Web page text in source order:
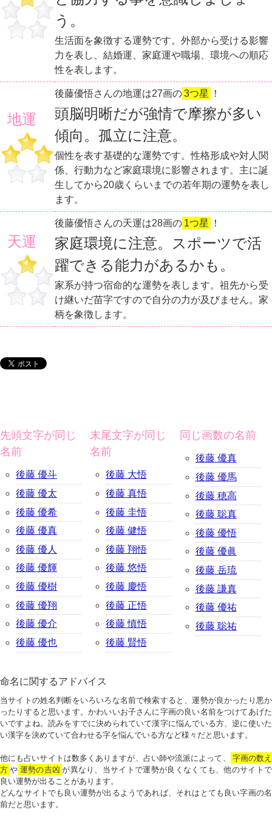
う。
生活面を象徴する運勢です。外部から受ける影響
力を表し、結婚運、家庭運や職場、環境への順応
性を表します。
地運
後藤優悟さんの地運は27画の3つ星 ！
頭脳明晰だが強情で摩擦が多い
傾向。孤立に注意。
個性を表す基礎的な運勢です。性格形成や対人関
係、行動力など家庭環境に影響されます。主に誕
生してから20歳くらいまでの若年期の運勢を表し
ます。
天運
後藤優悟さんの天運は28画の 1つ星 ！
家庭環境に注意。スポーツで活
躍できる能力があるかも。
家系が持つ宿命的な運勢を表します。祖先から受
け継いだ苗字ですので自分の力が及びません。家
柄を象徴します。
先頭文字が同じ
名前
後藤 優斗
後藤 優太
後藤 優希
後藤 優真
後藤 優人
後藤 優輝
後藤 優樹
後藤 優翔
後藤 優介
後藤 優也
末尾文字が同じ
名前
後藤 大悟
後藤 真悟
後藤 圭悟
後藤 健悟
後藤 翔悟
後藤 悠悟
後藤 慶悟
後藤 正悟
後藤 慎悟
後藤 賢悟
同じ画数の名前
後藤 優真
後藤 優馬
後藤 穂高
後藤 聡真
後藤 優悟
後藤 優眞
後藤 岳琉
後藤 謙真
後藤 優祐
後藤 聡祐
命名に関するアドバイス
当サイトの姓名判断をいろいろな名前で検索すると、運勢が良かったり悪か
ったりすると思います。かわいいお子さんに字画の良い名前をつけてあげた
いですよね。読みをすでに決められていて漢字に悩んでいる方、逆に使いた
い漢字を決めていて合わせる字を悩んでいる方など様々だと思います。
他にも占いサイトは数多くありますが、占い師や流派によって、
字画の数え
方 や 運勢の吉凶 が異なり、当サイトで運勢が良くなくても、他のサイトで
良い運勢が出ることがあります。
どんなサイトでも良い運勢が出るようであれば、それはとても良い字画の名
前だと思います。